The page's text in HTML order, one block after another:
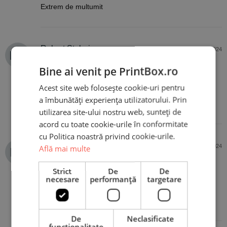
Extrem de multumit
Robert Stubei 14 noiembrie 2024
Evaluat la5
din 5
Uimitor 😎
Mulțumesc!
Lucian Duta 5 octombrie 2024
Evaluat la
din 5
Cadourile personalizate sunt făcute cu gust, recomand
cu încredere!
Bine ai venit pe PrintBox.ro
Acest site web folosește cookie-uri pentru
a îmbunătăți experiența utilizatorului. Prin
utilizarea site-ului nostru web, sunteți de
acord cu toate cookie-urile în conformitate
cu Politica noastră privind cookie-urile.
Află mai multe
Strict
necesare
De
performanță
De
targetare
De
Neclasificate